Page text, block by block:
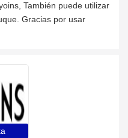
También puede utilizar
Gracias por usar